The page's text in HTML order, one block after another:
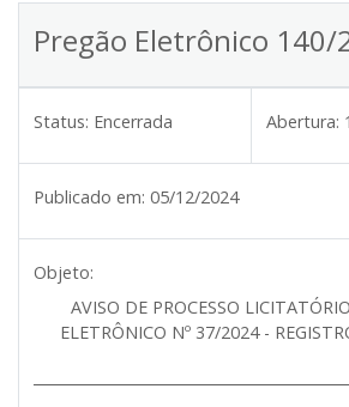
Pregão Eletrônico 140/
Status: Encerrada Abertura:
Publicado em: 05/12/2024
Objeto:
AVISO DE PROCESSO
ELETRÔNICO Nº 37/2024 -